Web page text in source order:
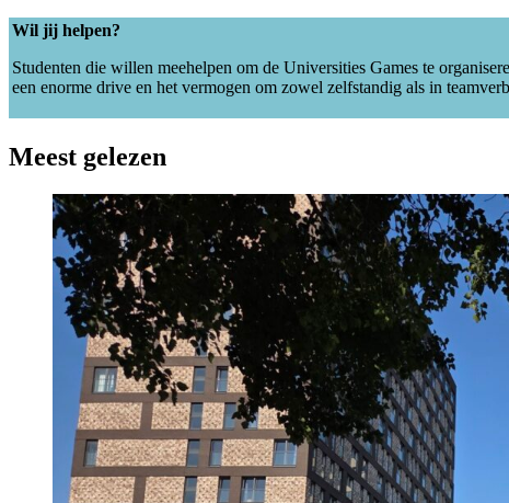
Wil jij helpen?
Studenten die willen meehelpen om de Universities Games te
een enorme drive en het vermogen om zowel zelfstandig als in
Meest gelezen